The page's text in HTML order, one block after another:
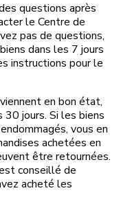
questions après
le Centre de
pas de questions,
dans les 7 jours
instructions pour le
en bon état,
30 jours. Si les biens
vous en
achetées en
être retournées.
conseillé de
acheté les